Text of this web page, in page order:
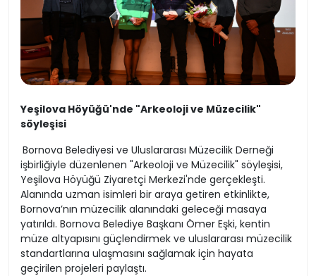
Yeşilova Höyüğü'nde "Arkeoloji ve Müzecilik"
söyleşisi
Bornova Belediyesi ve Uluslararası Müzecilik Derneği
işbirliğiyle düzenlenen "Arkeoloji ve Müzecilik" söyleşisi,
Yeşilova Höyüğü Ziyaretçi Merkezi'nde gerçekleşti.
Alanında uzman isimleri bir araya getiren etkinlikte,
Bornova’nın müzecilik alanındaki geleceği masaya
yatırıldı. Bornova Belediye Başkanı Ömer Eşki, kentin
müze altyapısını güçlendirmek ve uluslararası müzecilik
standartlarına ulaşmasını sağlamak için hayata
geçirilen projeleri paylaştı.